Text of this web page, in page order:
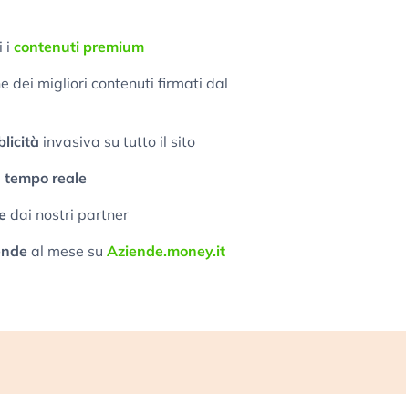
i contenuti premium
dei migliori contenuti firmati dal
invasiva su tutto il sito
reale
dai nostri partner
al mese su Aziende.money.it